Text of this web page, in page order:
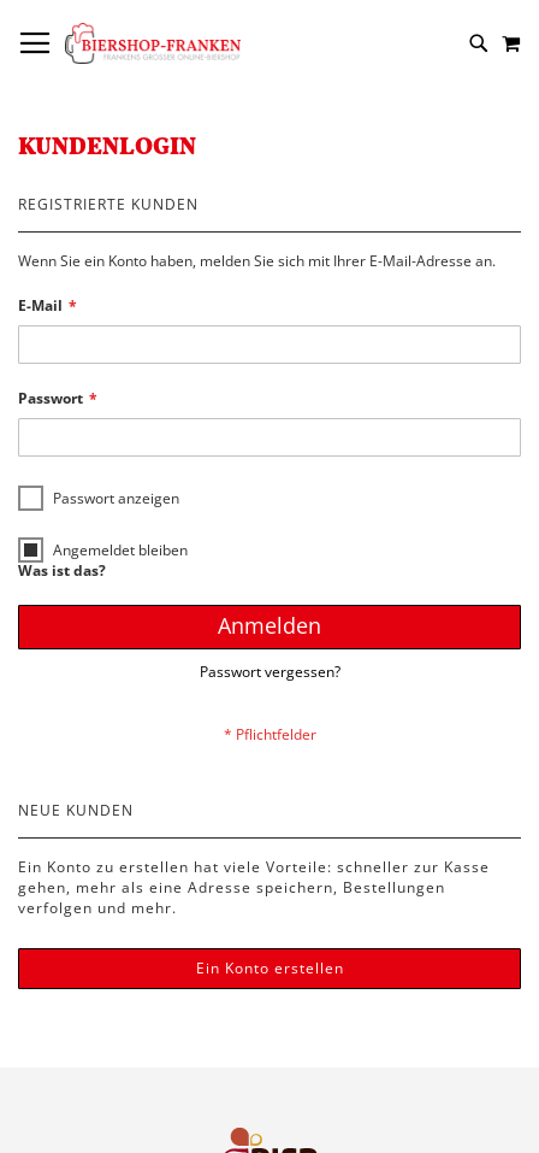
ZUM
INHALT
KUNDENLOGIN
REGISTRIERTE KUNDEN
Wenn Sie ein Konto haben, melden Sie sich mit Ihrer E-Mail-Adresse an.
E-Mail
Passwort
Passwort anzeigen
Angemeldet bleiben
Was ist das?
Anmelden
Passwort vergessen?
NEUE KUNDEN
Ein Konto zu erstellen hat viele Vorteile: schneller zur Kasse
gehen, mehr als eine Adresse speichern, Bestellungen
verfolgen und mehr.
Ein Konto erstellen